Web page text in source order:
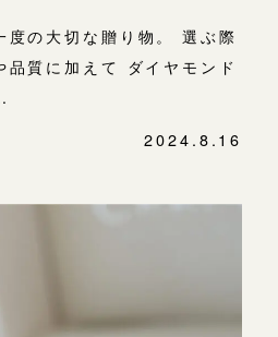
度の大切な贈り物。 選ぶ際
品質に加えて ダイヤモンド
2024.8.16